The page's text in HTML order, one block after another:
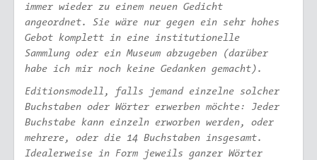
immer wieder zu einem neuen Gedicht
angeordnet. Sie wäre nur gegen ein sehr hohes
Gebot komplett in eine institutionelle
Sammlung oder ein Museum abzugeben (darüber
habe ich mir noch keine Gedanken gemacht).
Editionsmodell, falls jemand einzelne solcher
Buchstaben oder Wörter erwerben möchte: Jeder
Buchstabe kann einzeln erworben werden, oder
mehrere, oder die 14 Buchstaben insgesamt.
Idealerweise in Form jeweils ganzer Wörter